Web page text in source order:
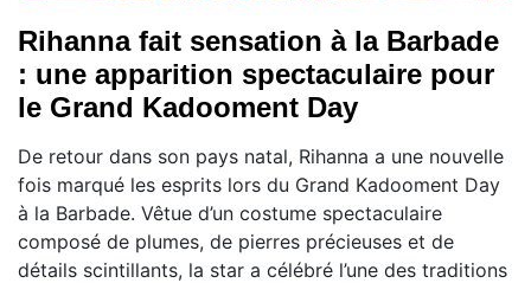
Rihanna fait sensation à la Barbade
: une apparition spectaculaire pour
le Grand Kadooment Day
De retour dans son pays natal, Rihanna a une nouvelle
fois marqué les esprits lors du Grand Kadooment Day
à la Barbade. Vêtue d’un costume spectaculaire
composé de plumes, de pierres précieuses et de
détails scintillants, la star a célébré l’une des traditions